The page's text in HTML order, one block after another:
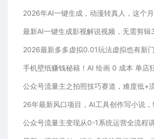
手机壁纸赚钱秘籍！AI 绘画 0 成本 单店
公众号流量主变现从0-1系统运营全流程